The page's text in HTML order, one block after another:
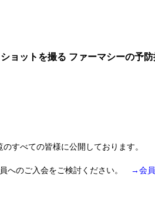
ョットを撮る ファーマシーの予防
すべての皆様に公開しております。
へのご入会をご検討ください。 →会